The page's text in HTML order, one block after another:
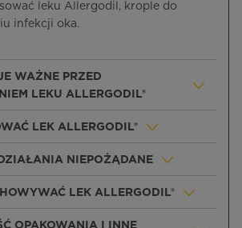
leku Allergodil, krople do
infekcji oka.
WAŻNE PRZED
LEKU ALLERGODIL®
LEK ALLERGODIL®
NIEPOŻĄDANE
LEK ALLERGODIL®
OPAKOWANIA I INNE